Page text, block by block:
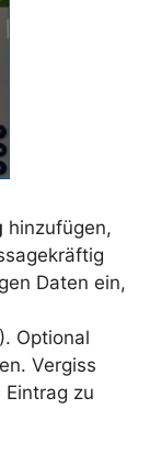
hinzufügen,
Daten ein,
Optional
Vergiss
zu